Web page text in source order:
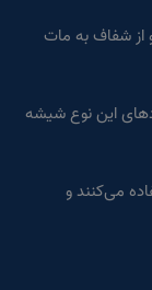
شفاف به مات
این نوع شیشه
می‌کنند و